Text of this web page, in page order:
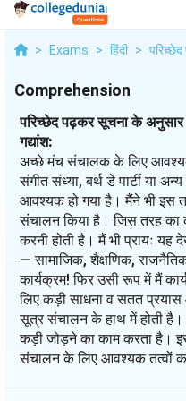
> Exams > हिंदी >
Comprehension
परिच्छेद पढ़कर सूचना के अनुसार
गद्यांश:
अच्छे मंच संचालक के लिए
संगीत संध्या, बर्थ डे पार्टी या
आवश्यक हो गया है। मैंने भी इस
संचालन किया है। जिस तरह का
करनी होती है। मैं भी प्रायः यह
— सामाजिक, शैक्षणिक,
कार्यक्रम! फिर उसी रूप में मैं
लिए कड़ी साधना व सतत
सूत्र संचालन के हाथ में होती है।
कड़ी जोड़ने का काम करता है।
संचालन के लिए आवश्यक तत्वों